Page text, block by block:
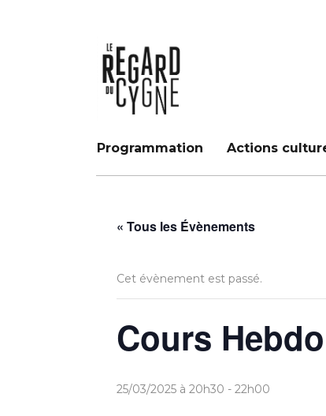
Programmation Actions
« Tous les Évènements
Cet évènement est passé.
Cours
25/03/2025 à 20h30 - 22h00